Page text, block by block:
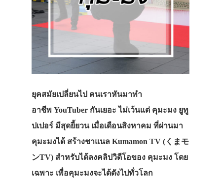
ยุคสมัยเปลี่ยนไป คนเราหันมาทำ
อาชีพ YouTuber กันเยอะ ไม่เว้นแต่ คุมะมง ยูทู
ปเปอร์ มีสุดยี้ยวน เมื่อเดือนสิงหาคม ที่ผ่านมา
คุมะมงได้ สร้างชาแนล Kumamon TV (くまモ
ンTV) สำหรับได้ลงคลิปวิดีโอของ คุมะมง โดย
เฉพาะ เพื่อคุมะมงจะได้ดังไปทั่วโลก